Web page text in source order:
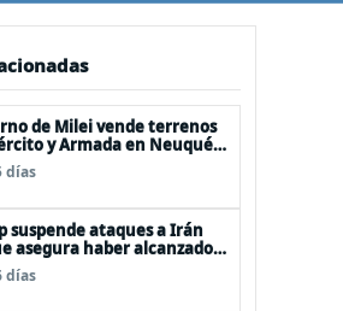
de Milei vende terrenos
y Armada en Neuquén
días
suspende ataques a Irán
asegura haber alcanzado
de un acuerdo»
días